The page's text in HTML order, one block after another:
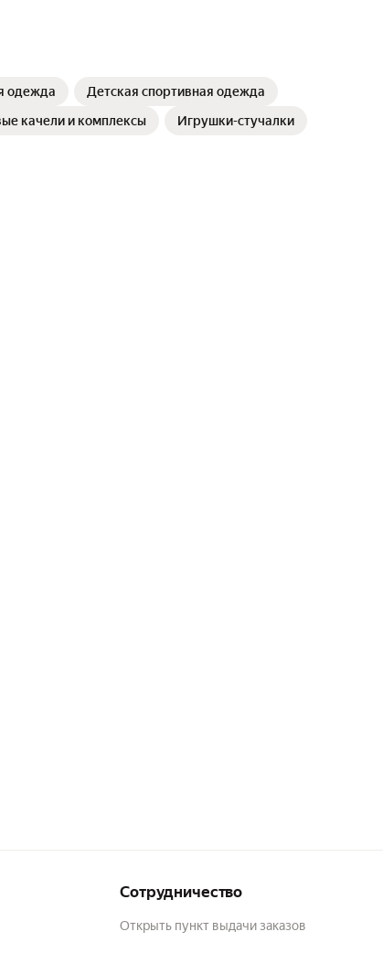
одежда
Детская спортивная одежда
качели и комплексы
Игрушки-стучалки
Сотрудничество
Открыть пункт выдачи заказов